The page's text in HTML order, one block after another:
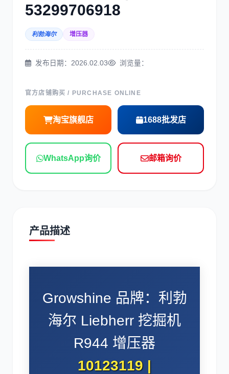
现代 帕金斯
53299706918
利勃海尔 增压器
发布日期：2026.02.03 浏览量：
官方店铺购买 / PURCHASE ONLINE
淘宝旗舰店 1688批发店
WhatsApp询价 邮箱询价
产品描述
Growshine 品牌：利勃
海尔 Liebherr 挖掘机
R944 增压器
10123119 |